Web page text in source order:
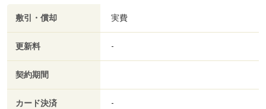
敷引・償却 実費
更新料 -
契約期間
カード決済 -